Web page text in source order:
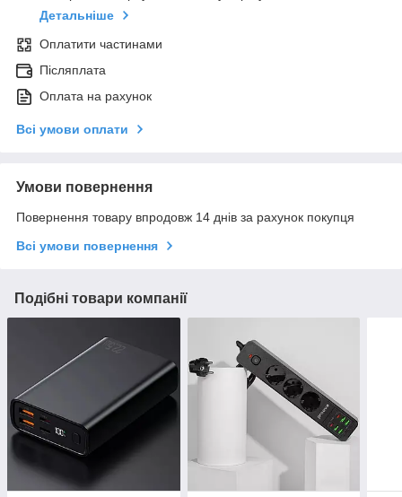
Детальніше
Оплатити частинами
Післяплата
Оплата на рахунок
Всі умови оплати
Умови повернення
Повернення товару впродовж 14 днів за рахунок покупця
Всі умови повернення
Подібні товари компанії